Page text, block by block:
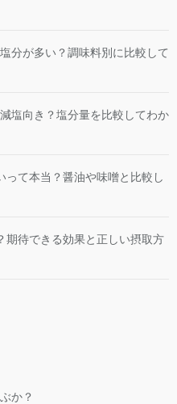
分が多い？調味料別に比較して
塩向き？塩分量を比較してわか
って本当？醤油や味噌と比較し
期待できる効果と正しい摂取方
か？